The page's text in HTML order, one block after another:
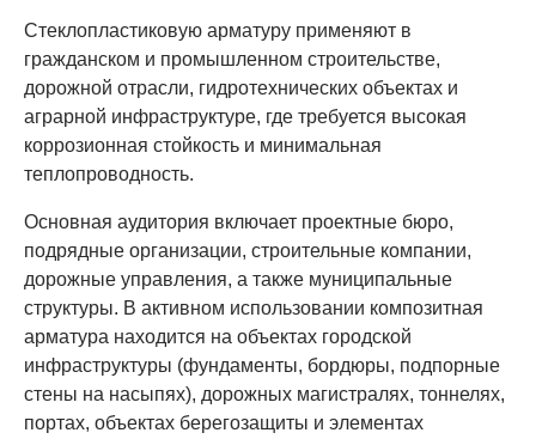
Стеклопластиковую арматуру применяют в
гражданском и промышленном строительстве,
дорожной отрасли, гидротехнических объектах и
аграрной инфраструктуре, где требуется высокая
коррозионная стойкость и минимальная
теплопроводность.
Основная аудитория включает проектные бюро,
подрядные организации, строительные компании,
дорожные управления, а также муниципальные
структуры. В активном использовании композитная
арматура находится на объектах городской
инфраструктуры (фундаменты, бордюры, подпорные
стены на насыпях), дорожных магистралях, тоннелях,
портах, объектах берегозащиты и элементах